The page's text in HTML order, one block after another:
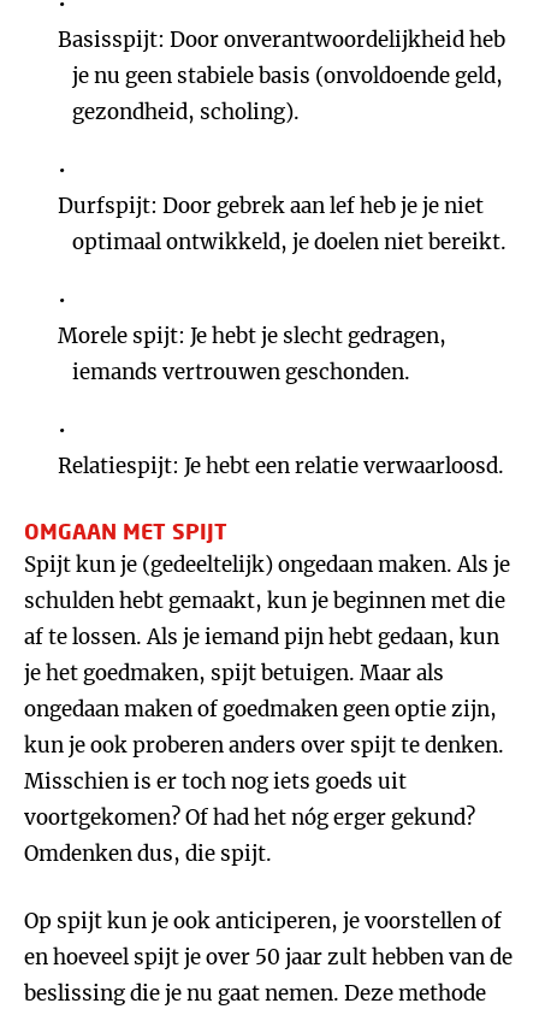
Basisspijt: Door onverantwoordelijkheid heb
je nu geen stabiele basis (onvoldoende geld,
gezondheid, scholing).
Durfspijt: Door gebrek aan lef heb je je niet
optimaal ontwikkeld, je doelen niet bereikt.
Morele spijt: Je hebt je slecht gedragen,
iemands vertrouwen geschonden.
Relatiespijt: Je hebt een relatie verwaarloosd.
OMGAAN MET SPIJT
Spijt kun je (gedeeltelijk) ongedaan maken. Als je
schulden hebt gemaakt, kun je beginnen met die
af te lossen. Als je iemand pijn hebt gedaan, kun
je het goedmaken, spijt betuigen. Maar als
ongedaan maken of goedmaken geen optie zijn,
kun je ook proberen anders over spijt te denken.
Misschien is er toch nog iets goeds uit
voortgekomen? Of had het nóg erger gekund?
Omdenken dus, die spijt.
Op spijt kun je ook anticiperen, je voorstellen of
en hoeveel spijt je over 50 jaar zult hebben van de
beslissing die je nu gaat nemen. Deze methode